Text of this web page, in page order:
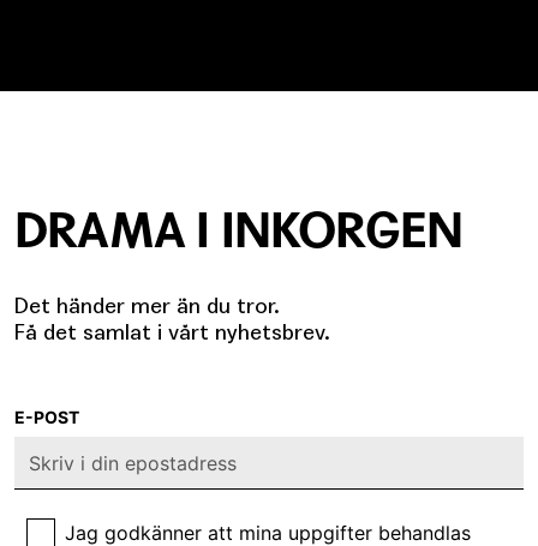
DRAMA I INKORGEN
Det händer mer än du tror.
Få det samlat i vårt nyhetsbrev.
E-POST
Jag godkänner att mina uppgifter behandlas